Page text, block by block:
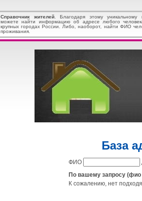
Справочник жителей. Благодаря этому уникальному
можете найти информацию об адресе любого
крупных городах России. Либо, наоборот, найти ФИО
проживания.
База
ФИО
По вашему запросу
К сожалению, нет